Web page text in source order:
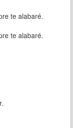
te alabaré.
te alabaré.